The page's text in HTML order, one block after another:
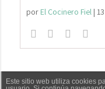
por El Cocinero Fiel|
Este sitio web utiliza cookies